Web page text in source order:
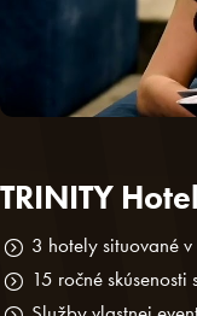
TRINITY
3 hotely situované
15 ročné